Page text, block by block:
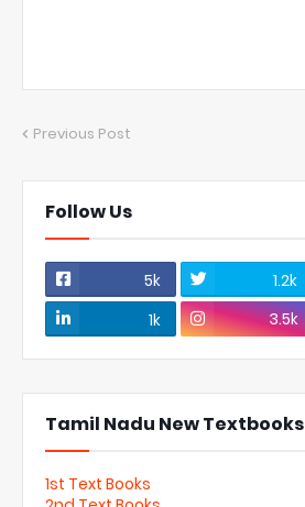
Previous Post
Follow Us
5k 1.2k
1k
3.5k
Tamil Nadu New Textbooks
1st Text Books